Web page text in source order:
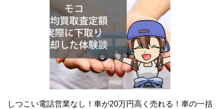
しつこい電話営業なし！車が20万円高く売れる！車の一括